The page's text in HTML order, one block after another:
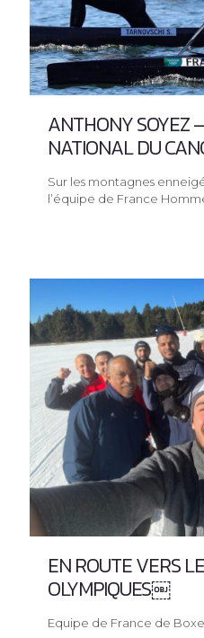
ANTHONY SOYEZ
NATIONAL DU
Sur les montagnes
l’équipe de France
EN ROUTE VERS
OLYMPIQUES￼
Equipe de France de Boxe